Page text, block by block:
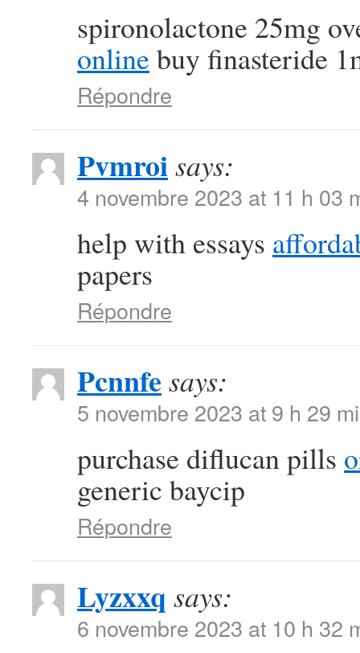
spironolactone 25mg
online buy finasteride
Répondre
Pvmroisays:
4 novembre 2023 at 11 h 03
help with essays
papers
Répondre
Pcnnfe says:
5 novembre 2023 at 9 h 29
purchase diflucan pills
generic baycip
Répondre
Lyzxxq says:
6 novembre 2023 at 10 h 32